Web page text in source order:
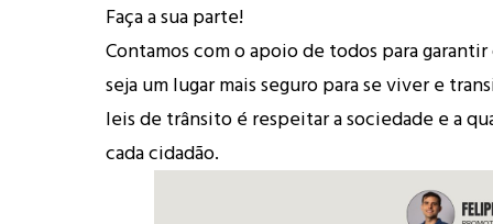
Faça a sua parte!
Contamos com o apoio de todos para
seja um lugar mais seguro para se viver e
leis de trânsito é respeitar a sociedade e a
cada cidadão.